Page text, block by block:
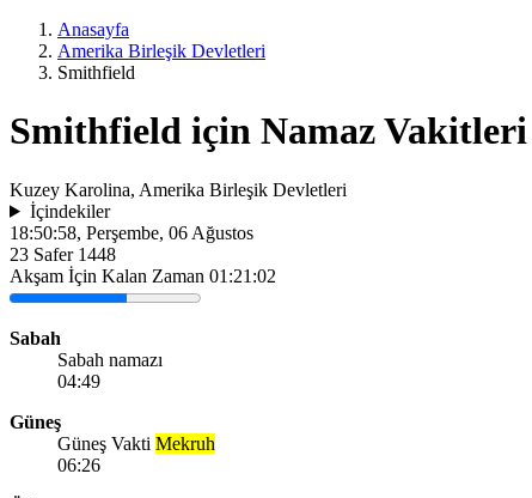
Anasayfa
Amerika Birleşik Devletleri
Smithfield
Smithfield için Namaz Vakitleri
Kuzey Karolina, Amerika Birleşik Devletleri
İçindekiler
18:50:58, Perşembe, 06 Ağustos
23 Safer 1448
Akşam İçin Kalan Zaman 01:21:02
Sabah
Sabah namazı
04:49
Güneş
Güneş Vakti Mekruh
06:26